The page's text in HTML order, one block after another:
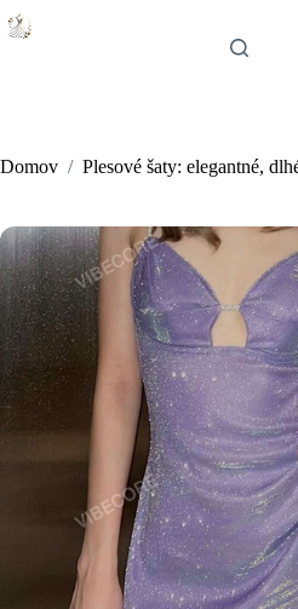
Skip
to
Domov / Plesové šaty: elegantné,